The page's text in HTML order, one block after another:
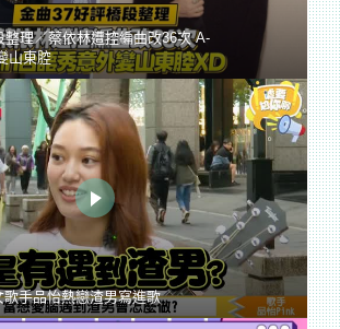
整理／蔡依林遭控編曲改36次 A-
山東腔
手品怡熱戀渣男寫進歌